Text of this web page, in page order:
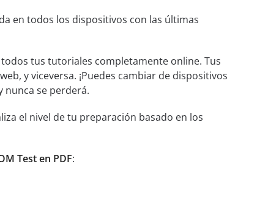
en todos los dispositivos con las últimas
tus tutoriales completamente online. Tus
y viceversa. ¡Puedes cambiar de dispositivos
nunca se perderá.
el nivel de tu preparación basado en los
Test en PDF: